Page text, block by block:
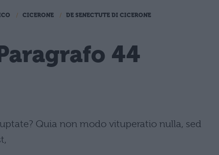
CICERONE DE SENECTUTE DI CICERONE
44
Quia non modo vituperatio nulla, sed